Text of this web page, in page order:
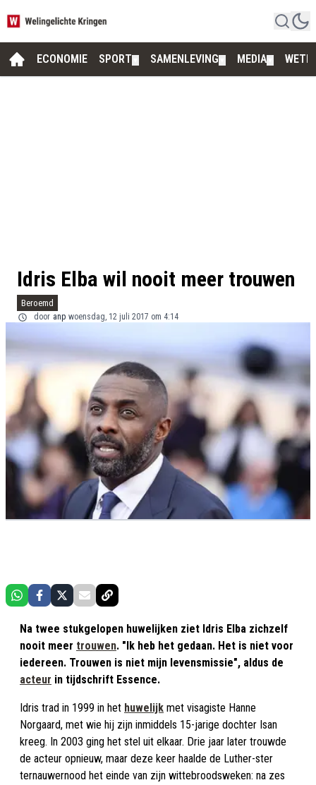
ECONOMIE SPORT SAMENLEVING MEDIA
Idris Elba wil nooit meer trouwen
Beroemd
door anp woensdag, 12 juli 2017 om 4:14
Na twee stukgelopen huwelijken ziet Idris Elba zichzelf
nooit meer trouwen. "Ik heb het gedaan. Het is niet voor
iedereen. Trouwen is niet mijn levensmissie", aldus de
acteur in tijdschrift Essence.
Idris trad in 1999 in het huwelijk met visagiste Hanne
Norgaard, met wie hij zijn inmiddels 15-jarige dochter Isan
kreeg. In 2003 ging het stel uit elkaar. Drie jaar later trouwde
de acteur opnieuw, maar deze keer haalde de Luther-ster
ternauwernood het einde van zijn wittebroodsweken: na zes